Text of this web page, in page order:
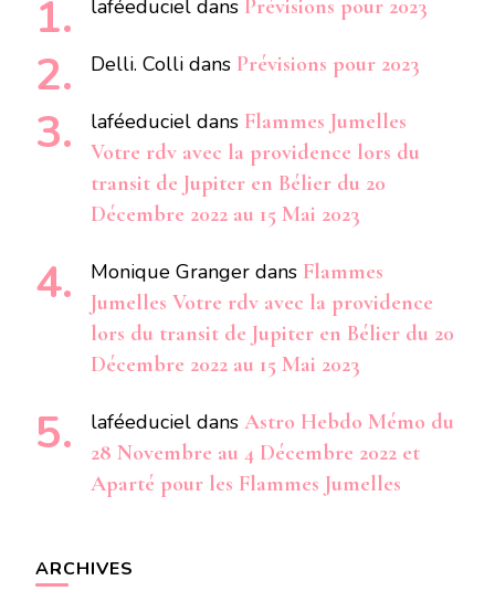
laféeduciel dans Prévisions pour 2023
Delli. Colli dans Prévisions pour 2023
laféeduciel dans Flammes Jumelles
Votre rdv avec la providence lors du
transit de Jupiter en Bélier du 20
Décembre 2022 au 15 Mai 2023
Monique Granger dans Flammes
Jumelles Votre rdv avec la providence
lors du transit de Jupiter en Bélier du 20
Décembre 2022 au 15 Mai 2023
laféeduciel dans Astro Hebdo Mémo du
28 Novembre au 4 Décembre 2022 et
Aparté pour les Flammes Jumelles
ARCHIVES